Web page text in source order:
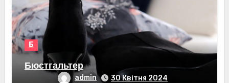
Б
Бюстгальтер
admin 30 Квітня 2024